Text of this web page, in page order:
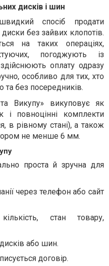
дисків і шин
спосіб продати
без зайвих клопотів.
на таких операціях,
погоджують із
оплату одразу
особливо для тих, хто
та без посередників.
Викупу» викуповує як
і повноцінні комплекти
в рівному стані), а також
не менше 6 мм.
проста й зручна для
через телефон або сайт
стан товару,
або шин.
договір.